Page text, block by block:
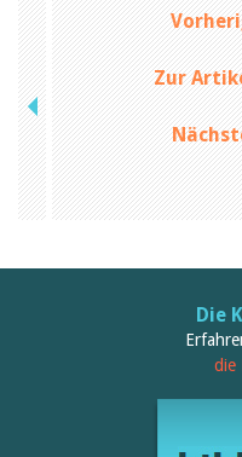
Dezember 2025
November 2025
September 2025
Juli 2025
Juni 2025
März 2025
Februar 2025
2024
2023
2022
Zur
Die
die